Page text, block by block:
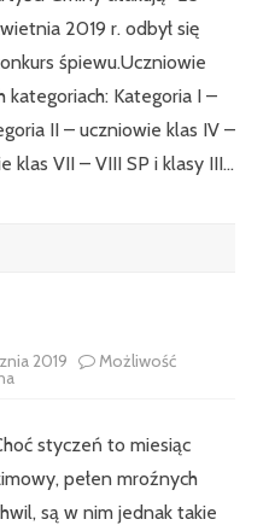
2019 r. odbył się
śpiewu.Uczniowie
Kategoria I –
II – uczniowie klas IV –
klas VII – VIII SP i klasy III…
2019 Możliwość
styczeń to miesiąc
pełen mroźnych
są w nim jednak takie